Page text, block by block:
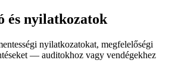
és nyilatkozatok
nyilatkozatokat, megfelelőségi
— auditokhoz vagy vendégekhez